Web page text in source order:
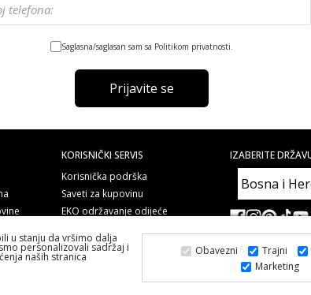
Saglasna/saglasan sam sa Politikom privatnosti.
Prijavite se
KORISNIČKI SERVIS
Korisnička podrška
Saveti za kupovinu
EKO održavanje odijeće
Copyright
IZABERITE
2026 PS FASHION DESIGN DOO
u stanju da vršimo dalja
personalizovali sadržaj i
naših stranica Obavezni Trajni
Marketing